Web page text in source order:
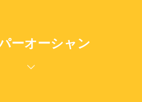
ーオーシャン